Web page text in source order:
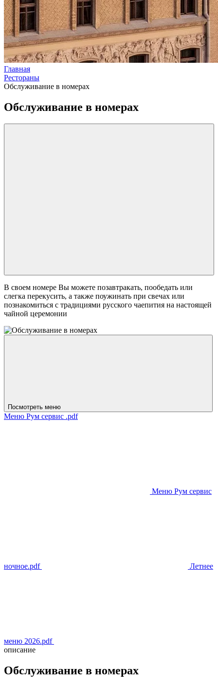
Главная
Рестораны
Обслуживание в номерах
Обслуживание в номерах
В своем номере Вы можете позавтракать, пообедать или
слегка перекусить, а также поужинать при свечах или
познакомиться с традициями русского чаепития на настоящей
чайной церемонии
Посмотреть меню
Меню Рум сервис .pdf
Меню Рум сервис
ночное.pdf Летнее
меню 2026.pdf
описание
Обслуживание в номерах